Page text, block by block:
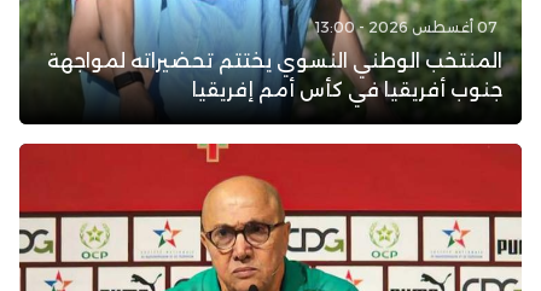
07 أغسطس 2026 - 13:00
المنتخب الوطني النسوي يختتم تحضيراته لمواجهة
جنوب أفريقيا في كأس أمم إفريقيا